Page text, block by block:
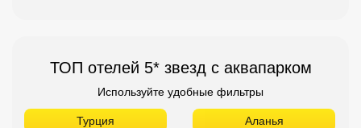
ТОП отелей 5* звезд с аквапарком
Используйте удобные фильтры
Турция Аланья